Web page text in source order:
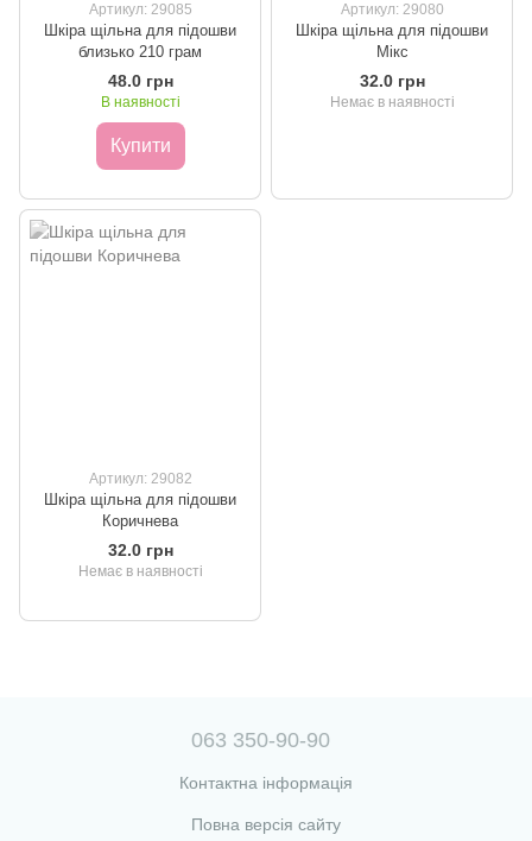
Артикул: 29085
Шкіра щільна для підошви
близько 210 грам
48.0 грн
В наявності
Купити
Артикул: 29080
Шкіра щільна для підошви
Мікс
32.0 грн
Немає в наявності
Артикул: 29082
Шкіра щільна для підошви
Коричнева
32.0 грн
Немає в наявності
063 350-90-90
Контактна інформація
Повна версія сайту